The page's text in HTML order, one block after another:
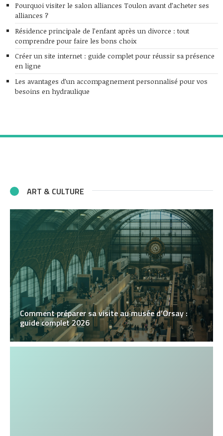
Pourquoi visiter le salon alliances Toulon avant d’acheter ses
alliances ?
Résidence principale de l’enfant après un divorce : tout
comprendre pour faire les bons choix
Créer un site internet : guide complet pour réussir sa présence
en ligne
Les avantages d’un accompagnement personnalisé pour vos
besoins en hydraulique
ART & CULTURE
Comment préparer sa visite au musée d’Orsay :
guide complet 2026